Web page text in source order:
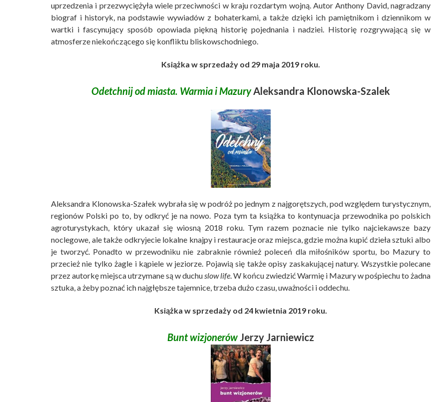
uprzedzenia i przezwyciężyła wiele przeciwności w kraju rozdartym wojną. Autor Anthony David, nagradzany
biograf i historyk, na podstawie wywiadów z bohaterkami, a także dzięki ich pamiętnikom i dziennikom w
wartki i fascynujący sposób opowiada piękną historię pojednania i nadziei. Historię rozgrywającą się w
atmosferze niekończącego się konfliktu bliskowschodniego.
Książka w sprzedaży od 29 maja 2019 roku.
Odetchnij od miasta. Warmia i MazuryAleksandra Klonowska-Szalek
Aleksandra Klonowska-Szałek wybrała się w podróż po jednym z najgorętszych, pod względem turystycznym,
regionów Polski po to, by odkryć je na nowo. Poza tym ta książka to kontynuacja przewodnika po polskich
agroturystykach, który ukazał się wiosną 2018 roku. Tym razem poznacie nie tylko najciekawsze bazy
noclegowe, ale także odkryjecie lokalne knajpy i restauracje oraz miejsca, gdzie można kupić dzieła sztuki albo
je tworzyć. Ponadto w przewodniku nie zabraknie również poleceń dla miłośników sportu, bo Mazury to
przecież nie tylko żagle i kąpiele w jeziorze. Pojawią się także opisy zaskakującej natury. Wszystkie polecane
przez autorkę miejsca utrzymane są w duchuslow life. W końcu zwiedzić Warmię i Mazury w pośpiechu to żadna
sztuka, a żeby poznać ich najgłębsze tajemnice, trzeba dużo czasu, uważności i oddechu.
Książka w sprzedaży od 24 kwietnia 2019 roku.
Bunt wizjonerów Jerzy Jarniewicz